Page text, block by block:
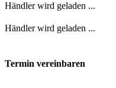
Händler wird geladen ...
Händler wird geladen ...
Termin vereinbaren